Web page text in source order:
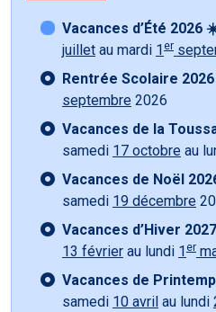
Vacances d’Été 2026
juillet au mardi 1 er
Rentrée Scolaire
septembre 2026
Vacances de la
samedi 17 octobre au
Vacances de Noël
samedi 19 décembre
Vacances d’Hiver
13 février au lundi 1 er
Vacances de
samedi 10 avril au lundi